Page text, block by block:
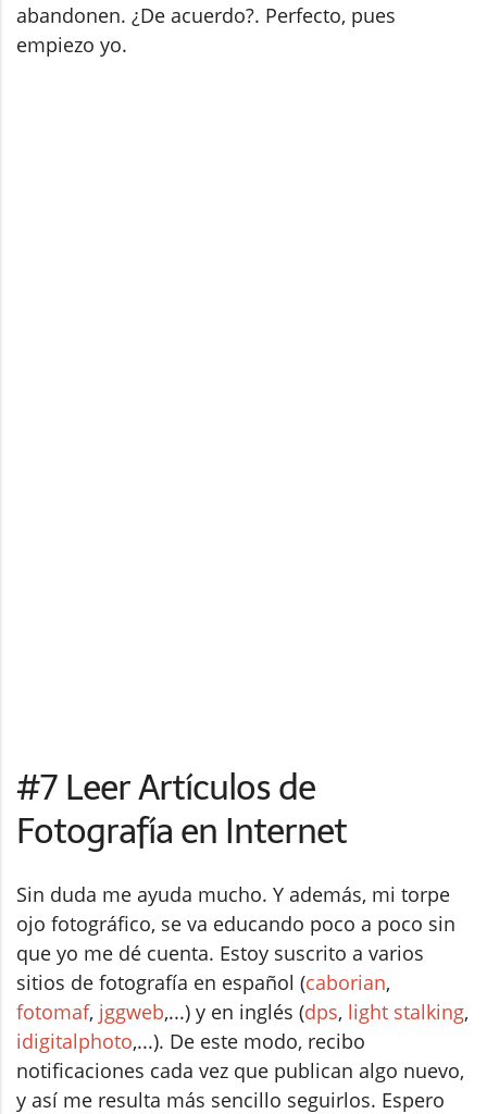
abandonen. ¿De acuerdo?. Perfecto, pues
empiezo yo.
#7 Leer Artículos de
Fotografía en Internet
Sin duda me ayuda mucho. Y además, mi torpe
ojo fotográfico, se va educando poco a poco sin
que yo me dé cuenta. Estoy suscrito a varios
sitios de fotografía en español (caborian,
fotomaf, jggweb,...) y en inglés (dps, light stalking,
idigitalphoto,...). De este modo, recibo
notificaciones cada vez que publican algo nuevo,
y así me resulta más sencillo seguirlos. Espero